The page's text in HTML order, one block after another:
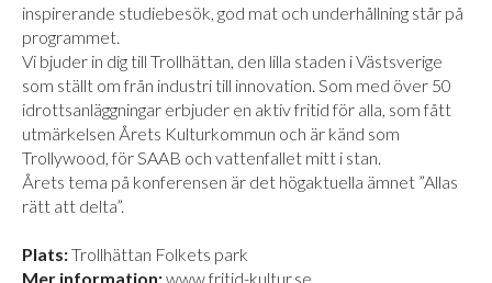
inspirerande studiebesök, god mat och underhållning står på
programmet.
Vi bjuder in dig till Trollhättan, den lilla staden i Västsverige
som ställt om från industri till innovation. Som med över 50
idrottsanläggningar erbjuder en aktiv fritid för alla, som fått
utmärkelsen Årets Kulturkommun och är känd som
Trollywood, för SAAB och vattenfallet mitt i stan.
Årets tema på konferensen är det högaktuella ämnet ”Allas
rätt att delta”.
Plats:Trollhättan Folkets park
Mer information:www.fritid-kultur.se